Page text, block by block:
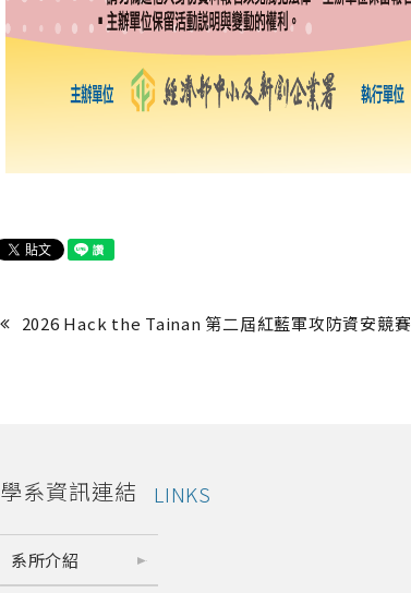
2026 Hack the Tainan 第二屆紅藍軍攻防資安競賽
學系資訊連結 LINKS
系所介紹